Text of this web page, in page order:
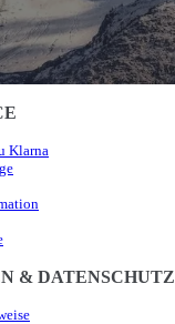
Klarna
& DATENSCHUTZ